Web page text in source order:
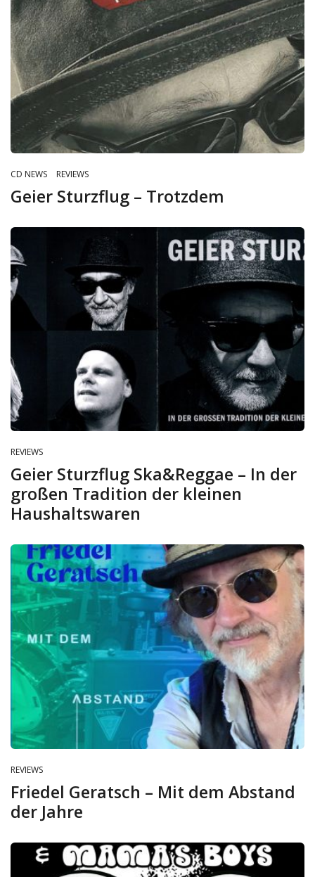
CD NEWS REVIEWS
Geier Sturzflug – Trotzdem
REVIEWS
Geier Sturzflug Ska&Reggae – In der
großen Tradition der kleinen
Haushaltswaren
REVIEWS
Friedel Geratsch – Mit dem Abstand
der Jahre